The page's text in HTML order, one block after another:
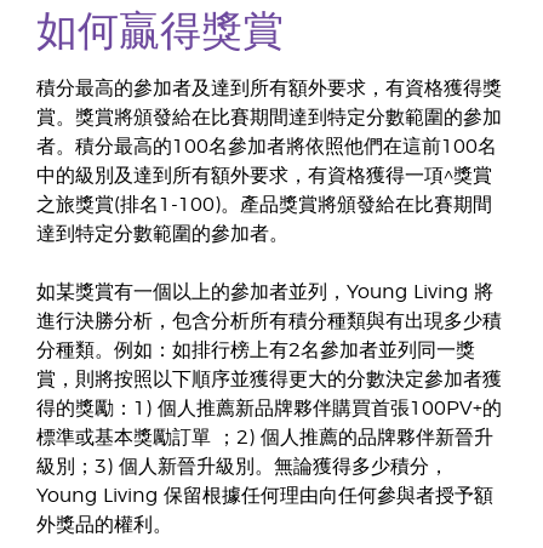
如何贏得獎賞
積分最高的參加者及達到所有額外要求，有資格獲得獎
賞。獎賞將頒發給在比賽期間達到特定分數範圍的參加
者。積分最高的100名參加者將依照他們在這前100名
中的級別及達到所有額外要求，有資格獲得一項^獎賞
之旅獎賞(排名1-100)。產品獎賞將頒發給在比賽期間
達到特定分數範圍的參加者。
如某獎賞有一個以上的參加者並列，Young Living 將
進行決勝分析，包含分析所有積分種類與有出現多少積
分種類。例如：如排行榜上有2名參加者並列同一獎
賞，則將按照以下順序並獲得更大的分數決定參加者獲
得的獎勵：1) 個人推薦新品牌夥伴購買首張100PV+的
標準或基本獎勵訂單 ；2) 個人推薦的品牌夥伴新晉升
級別；3) 個人新晉升級別。無論獲得多少積分，
Young Living 保留根據任何理由向任何參與者授予額
外獎品的權利。